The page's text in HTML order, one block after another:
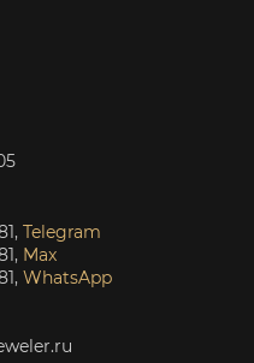
, Telegram
, Max
, WhatsApp